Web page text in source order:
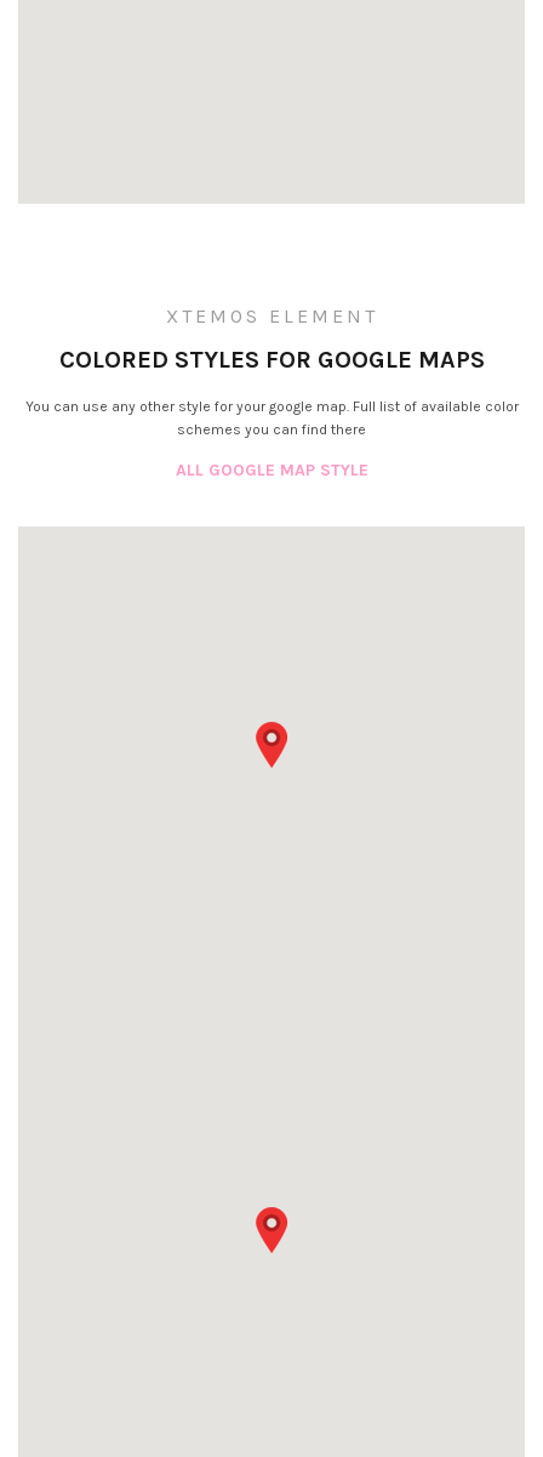
XTEMOS ELEMENT
COLORED STYLES FOR GOOGLE MAPS
You can use any other style for your google map. Full list of available color
schemes you can find there
ALL GOOGLE MAP STYLE